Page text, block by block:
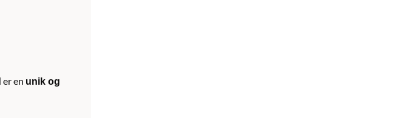
er en unik og